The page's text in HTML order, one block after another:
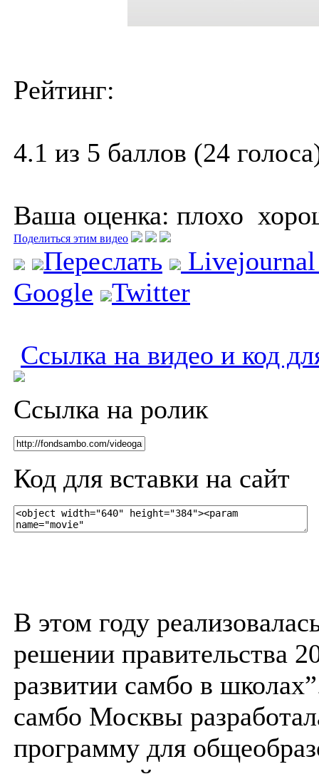
Рейтинг:
4.1 из 5 баллов (24
Ваша оценка: плохо
Поделиться этим видео
Переслать
Google
Twitter
Ссылка на видео и код
Ссылка на ролик
Код для вставки на сайт
В этом году
решении правительства
развитии самбо в
самбо Москвы
программу для